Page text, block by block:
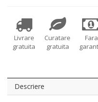
Livrare
gratuita
Curatare
gratuita
Fara
Descriere